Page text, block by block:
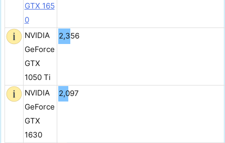
GTX 165
0
NVIDIA
GeForce
GTX
1050 Ti
2,356
NVIDIA
GeForce
GTX
1630
2,097